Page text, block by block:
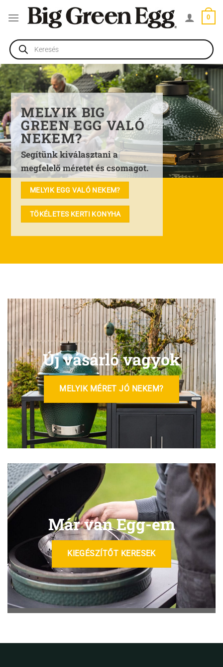
0
Products
search
MELYIK BIG
GREEN EGG VALÓ
NEKEM?
Segítünk kiválasztani a
megfelelő méretet és csomagot.
MELYIK EGG VALÓ NEKEM?
TÖKÉLETES KERTI KONYHA
Új vásárló vagyok
MELYIK MÉRET JÓ NEKEM?
Már van Egg-em
KIEGÉSZÍTŐT KERESEK